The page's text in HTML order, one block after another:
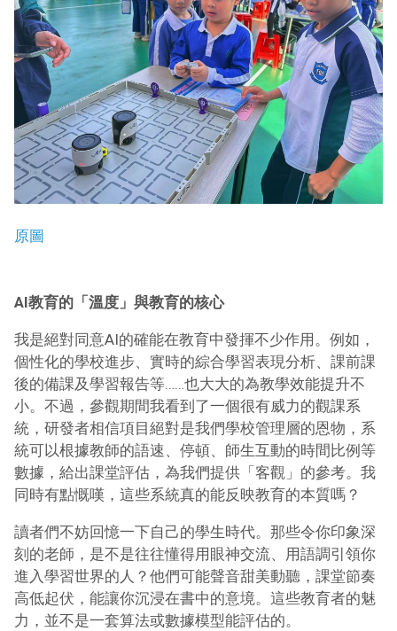
原圖
AI教育的「溫度」與教育的核心
我是絕對同意AI的確能在教育中發揮不少作用。例如，
個性化的學校進步、實時的綜合學習表現分析、課前課
後的備課及學習報告等……也大大的為教學效能提升不
小。不過，參觀期間我看到了一個很有威力的觀課系
統，研發者相信項目絕對是我們學校管理層的恩物，系
統可以根據教師的語速、停頓、師生互動的時間比例等
數據，給出課堂評估，為我們提供「客觀」的參考。我
同時有點慨嘆，這些系統真的能反映教育的本質嗎？
讀者們不妨回憶一下自己的學生時代。那些令你印象深
刻的老師，是不是往往懂得用眼神交流、用語調引領你
進入學習世界的人？他們可能聲音甜美動聽，課堂節奏
高低起伏，能讓你沉浸在書中的意境。這些教育者的魅
力，並不是一套算法或數據模型能評估的。